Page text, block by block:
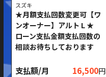
スズキ
★月額支払回数変更可【ワ
ンオーナー】アルト L ★
ローン支払金額支払回数の
相談お待ちしております
支払額/月 16,500円